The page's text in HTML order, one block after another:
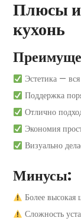
Плюсы
кухонь
Эстетика —
Поддержка
Отлично
Экономия
Визуально
Минусы:
Более
Сложность